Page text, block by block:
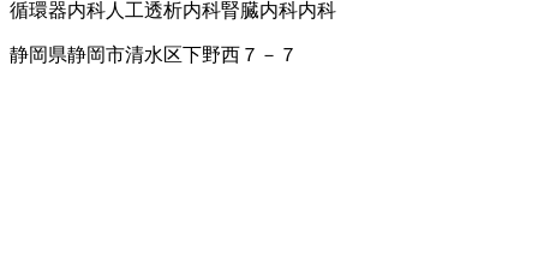
循環器内科人工透析内科腎臓内科内科
静岡県静岡市清水区下野西７－７